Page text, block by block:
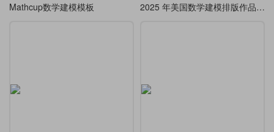
Mathcup数学建模模板 2025 年美国数学建模排版作品-E题